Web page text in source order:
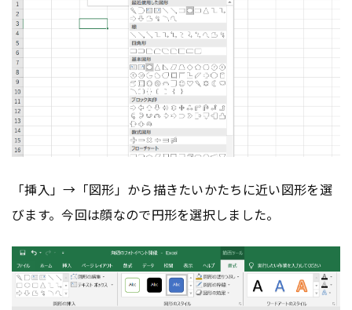
「挿入」→「図形」から描きたいかたちに近い図形を選
びます。今回は顔なので円形を選択しました。